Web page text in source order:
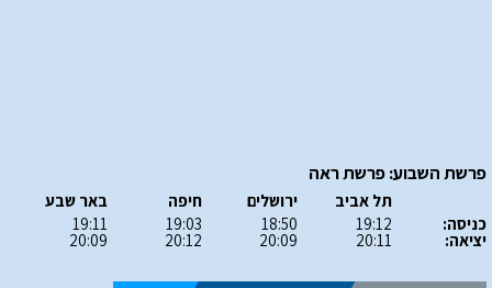
פרשת השבוע: פרשת ראה
כניסה:
יציאה:
תל אביב
19:12
20:11
ירושלים
18:50
20:09
חיפה
19:03
20:12
באר שבע
19:11
20:09